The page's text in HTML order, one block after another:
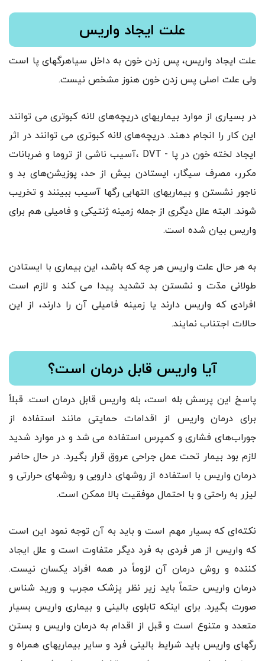
علت ایجاد واریس
علت ایجاد واریس، پس زدن خون به داخل سیاهرگهای پا است
ولی علت اصلی پس زدن خون هنوز مشخص نیست.
در بسیاری از موارد بیماریهای دریچه‌های لانه کبوتری می توانند
این کار را انجام دهند. دریچه‌های لانه کبوتری می توانند در اثر
ایجاد لخته خون در پا - DVT ،آسیب ناشی از تروما و ضربانات
مکرر، مصرف سیگار، ایستادن بیش از حد، پوزیشن‌های بد و
ناجور نشستن و بیماریهای التهابی رگها آسیب ببینند و تخریب
شوند. البته علل دیگری از جمله زمینه ژنتیکی و فامیلی هم برای
واریس بیان شده است.
به هر حال علت واریس هر چه که باشد، این بیماری با ایستادن
طولانی مدّت و نشستن بد تشدید پیدا می کند و لازم است
افرادی که واریس دارند یا زمینه فامیلی آن را دارند، از این
حالات اجتناب نمایند.
آیا واریس قابل درمان است؟
پاسخ این پرسش بله است، بله واریس قابل درمان است. قبلاً
برای درمان واریس از اقدامات حمایتی مانند استفاده از
جوراب‌های فشاری و کمپرس استفاده می شد و در موارد شدید
لازم بود بیمار تحت عمل جراحی عروق قرار بگیرد. در حال حاضر
درمان واریس با استفاده از روشهای دارویی و روشهای حرارتی و
لیزر به راحتی و با احتمال موفقیت بالا ممکن است.
نکته‌ای که بسیار مهم است و باید به آن توجه نمود این است
که واریس از هر فردی به فرد دیگر متفاوت است و علل ایجاد
کننده و روش درمان آن لزوماً در همه افراد یکسان نیست.
درمان واریس حتماً باید زیر نظر پزشک مجرب و ورید شناس
صورت بگیرد. برای اینکه تابلوی بالینی و بیماری واریس بسیار
متعدد و متنوع است و قبل از اقدام به درمان واریس و بستن
رگهای واریس باید شرایط بالینی فرد و سایر بیماریهای همراه و